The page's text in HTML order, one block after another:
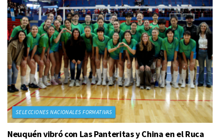
SELECCIONES NACIONALES FORMATIVAS
Neuquén vibró con Las Panteritas y China en el Ruca